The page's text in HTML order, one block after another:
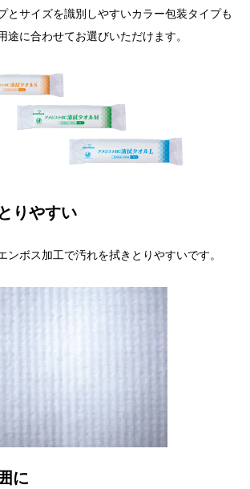
とサイズを識別しやすいカラー包装タイプも
途に合わせてお選びいただけます。
りやすい
ンボス加工で汚れを拭きとりやすいです。
に